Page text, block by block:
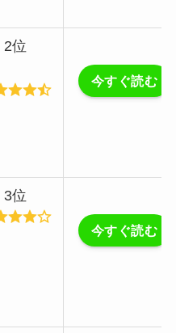
2位
今すぐ読む
3位
今すぐ読む